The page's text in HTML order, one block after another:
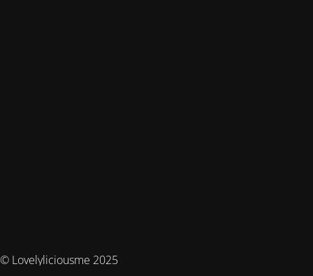
© Lovelyliciousme 2025